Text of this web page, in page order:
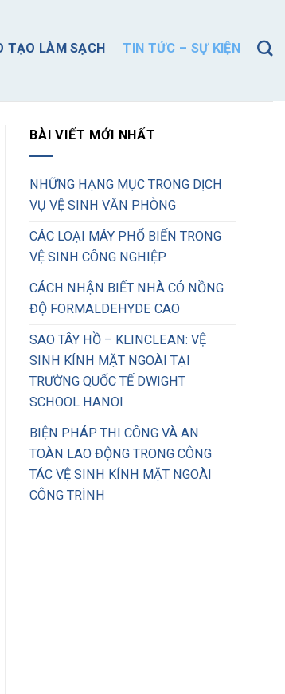
TẠO LÀM SẠCH TIN TỨC – SỰ KIỆN
BÀI VIẾT MỚI NHẤT
NHỮNG HẠNG MỤC TRONG DỊCH
VỤ VỆ SINH VĂN PHÒNG
CÁC LOẠI MÁY PHỔ BIẾN TRONG
VỆ SINH CÔNG NGHIỆP
CÁCH NHẬN BIẾT NHÀ CÓ NỒNG
ĐỘ FORMALDEHYDE CAO
SAO TÂY HỒ – KLINCLEAN: VỆ
SINH KÍNH MẶT NGOÀI TẠI
TRƯỜNG QUỐC TẾ DWIGHT
SCHOOL HANOI
BIỆN PHÁP THI CÔNG VÀ AN
TOÀN LAO ĐỘNG TRONG CÔNG
TÁC VỆ SINH KÍNH MẶT NGOÀI
CÔNG TRÌNH